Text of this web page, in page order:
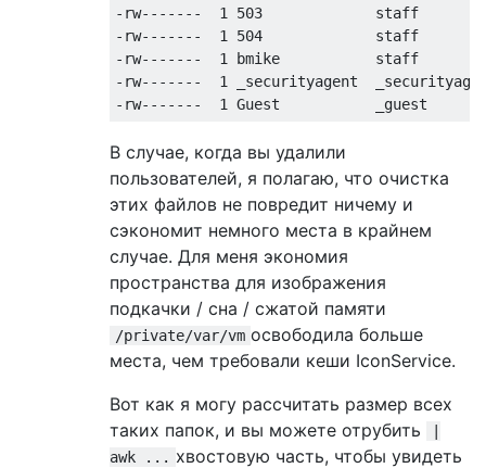
-rw-------  1 503             staff
-rw-------  1 504             staff
-rw-------  1 bmike           staff
-rw-------  1 _securityagent  _securityagent
В случае, когда вы удалили
пользователей, я полагаю, что очистка
этих файлов не повредит ничему и
сэкономит немного места в крайнем
случае. Для меня экономия
пространства для изображения
подкачки / сна / сжатой памяти
/private/var/vm освободила больше
места, чем требовали кеши IconService.
Вот как я могу рассчитать размер всех
таких папок, и вы можете отрубить
|
awk ... хвостовую часть, чтобы увидеть